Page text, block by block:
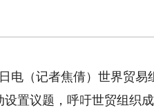
（记者焦倩）世界贸易
设置议题，呼吁世贸组织